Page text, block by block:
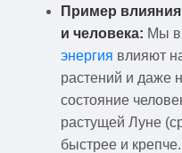
Пример
и человека: Мы
энергия влияют
растений и даже
состояние
растущей Луне
быстрее и